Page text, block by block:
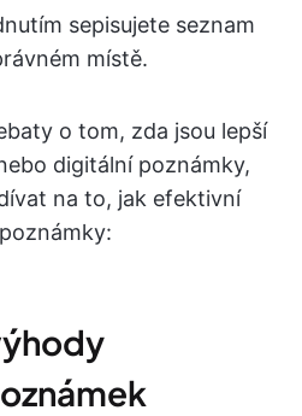
sepisujete seznam
místě.
o tom, zda jsou lepší
digitální poznámky,
na to, jak efektivní